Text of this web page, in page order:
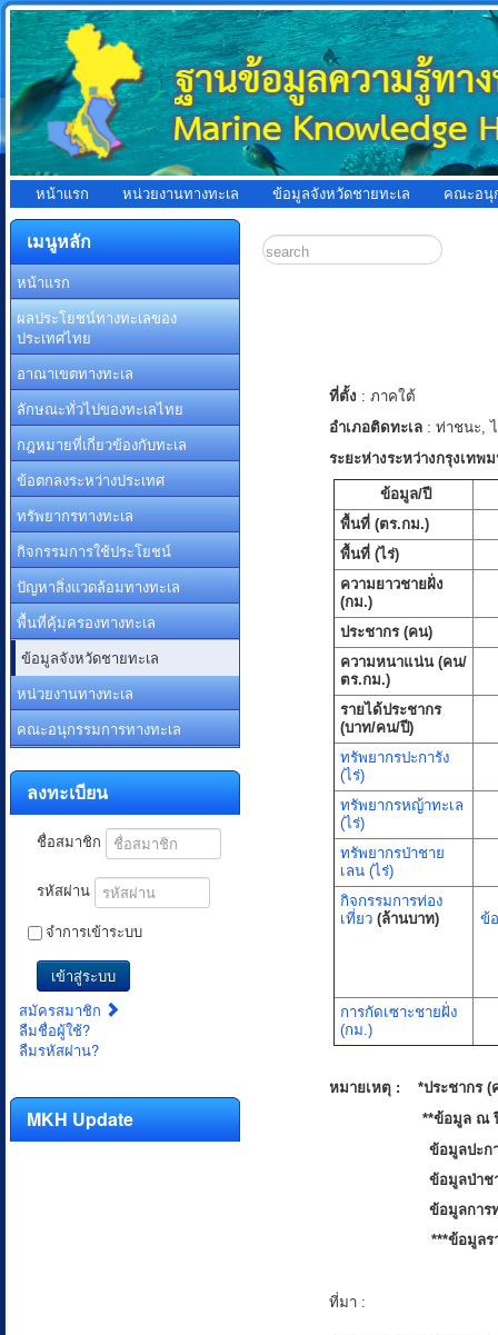
หน้าแรก หน่วยงานทางทะเล ข้อมูลจังหวัดชายทะเล คณะอนุ
เมนูหลัก
หน้าแรก
ผลประโยชน์ทางทะเลของ
ประเทศไทย
อาณาเขตทางทะเล
ลักษณะทั่วไปของทะเลไทย
กฎหมายที่เกี่ยวข้องกับทะเล
ข้อตกลงระหว่างประเทศ
ทรัพยากรทางทะเล
กิจกรรมการใช้ประโยชน์
ปัญหาสิ่งแวดล้อมทางทะเล
พื้นที่คุ้มครองทางทะเล
ข้อมูลจังหวัดชายทะเล
หน่วยงานทางทะเล
คณะอนุกรรมการทางทะเล
ลงทะเบียน
ชื่อสมาชิก
รหัสผ่าน
จำการเข้าระบบ
เข้าสู่ระบบ
สมัครสมาชิก
ลืมชื่อผู้ใช้?
ลืมรหัสผ่าน?
MKH Update
ที่ตั้ง : ภาคใต้
อำเภอติดทะเล : ท่าชนะ,
ระยะห่างระหว่างกรุงเทพ
ข้อมูล/ปี
พื้นที่ (ตร.กม.)
พื้นที่ (ไร่)
ความยาวชายฝั่ง
(กม.)
ประชากร (คน)
ความหนาแน่น (คน/
ตร.กม.)
รายได้ประชากร
(บาท/คน/ปี)
ทรัพยากรปะการัง
(ไร่)
ทรัพยากรหญ้าทะเล
(ไร่)
ทรัพยากรป่าชาย
เลน (ไร่)
กิจกรรมการท่อง
เที่ยว(ล้านบาท) ข้
การกัดเซาะชายฝั่ง
(กม.)
หมายเหตุ : *ประชากร (
**ข้อมูล ณ ปี
ข้อมูลปะก
ข้อมูลป่าช
ข้อมูลการ
***ข้อมูลร
ที่มา :